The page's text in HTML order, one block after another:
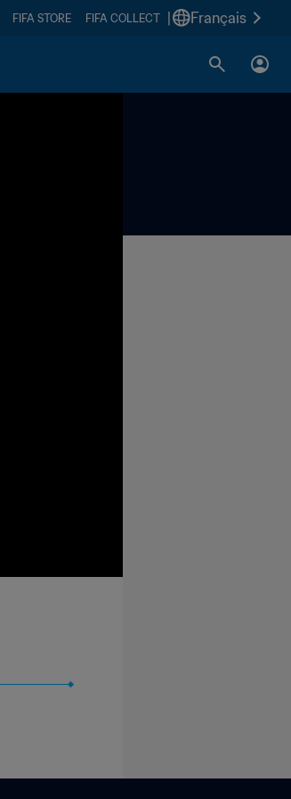
FIFA STORE FIFA COLLECT Français